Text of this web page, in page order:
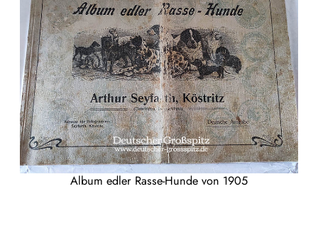
Album edler Rasse-Hunde von 1905